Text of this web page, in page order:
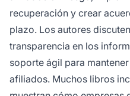
recuperación y crear
plazo. Los autores
transparencia en los
soporte ágil para
afiliados. Muchos libros